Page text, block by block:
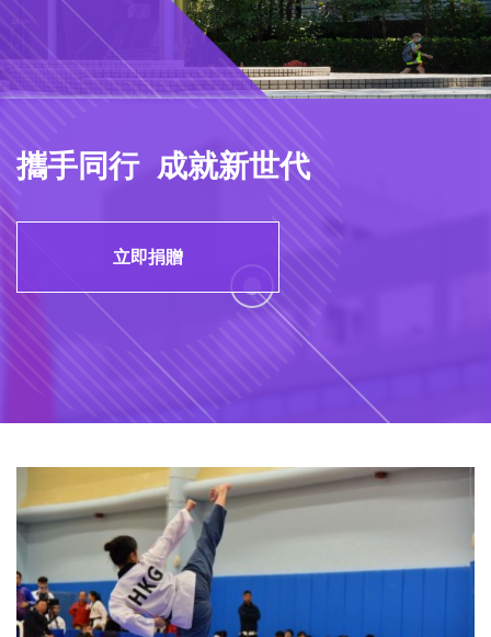
攜手同行 成就新世代
立即捐贈